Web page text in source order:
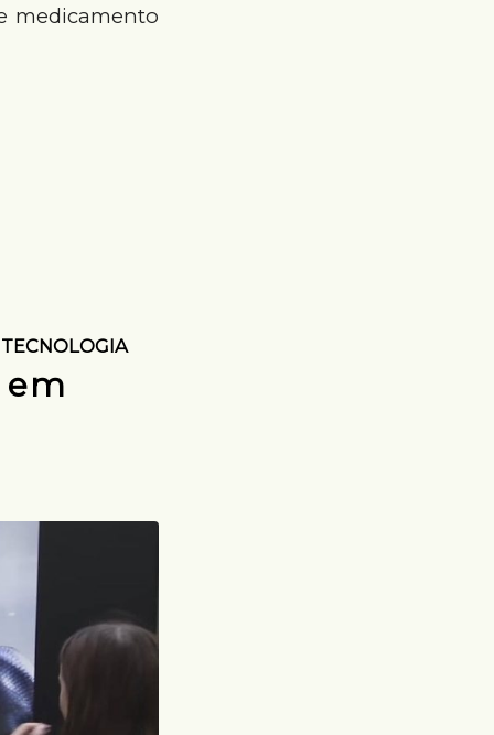
medicamento
TECNOLOGIA